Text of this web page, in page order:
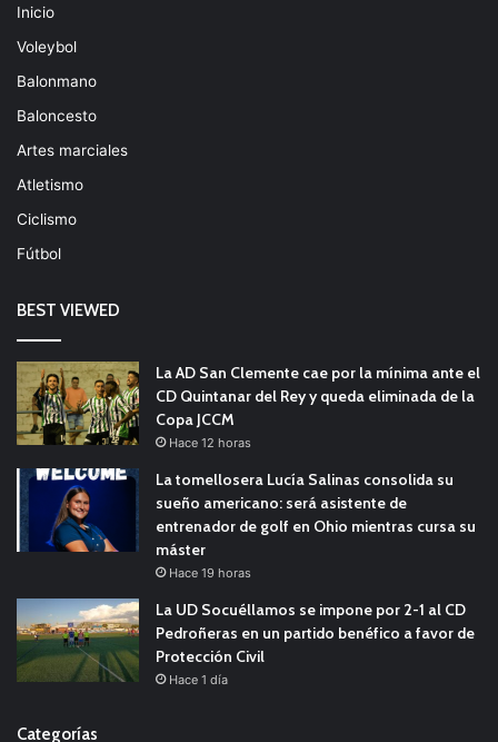
Inicio
Voleybol
Balonmano
Baloncesto
Artes marciales
Atletismo
Ciclismo
Fútbol
BEST VIEWED
La AD San Clemente cae por la mínima ante el
CD Quintanar del Rey y queda eliminada de la
Copa JCCM
Hace 12 horas
La tomellosera Lucía Salinas consolida su
sueño americano: será asistente de
entrenador de golf en Ohio mientras cursa su
máster
Hace 19 horas
La UD Socuéllamos se impone por 2-1 al CD
Pedroñeras en un partido benéfico a favor de
Protección Civil
Hace 1 día
Categorías